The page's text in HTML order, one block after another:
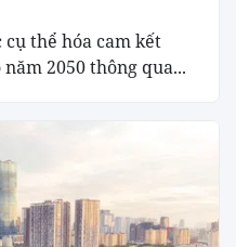
thể hóa cam kết
2050 thông qua...